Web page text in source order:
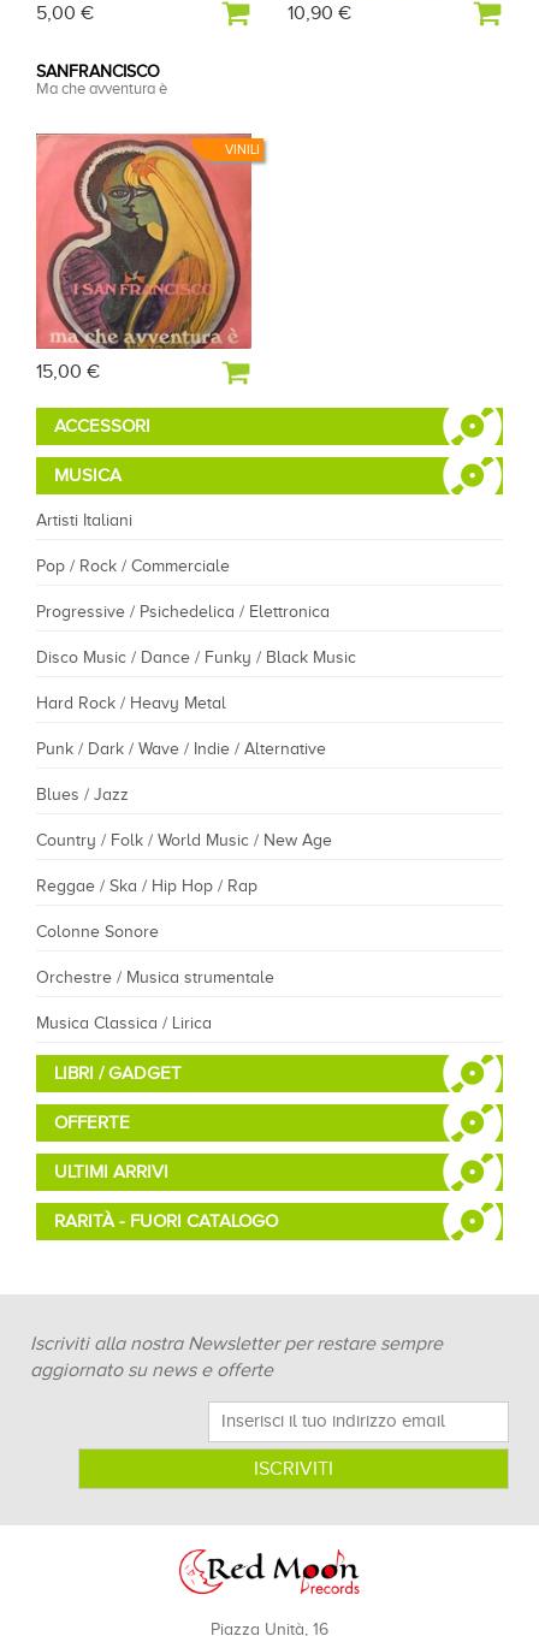
5,00 € 10,90 €
VINILI
SANFRANCISCO
Ma che avventura è
15,00 €
ACCESSORI
MUSICA
Artisti Italiani
Pop / Rock / Commerciale
Progressive / Psichedelica / Elettronica
Disco Music / Dance / Funky / Black Music
Hard Rock / Heavy Metal
Punk / Dark / Wave / Indie / Alternative
Blues / Jazz
Country / Folk / World Music / New Age
Reggae / Ska / Hip Hop / Rap
Colonne Sonore
Orchestre / Musica strumentale
Musica Classica / Lirica
LIBRI / GADGET
OFFERTE
ULTIMI ARRIVI
RARITÀ - FUORI CATALOGO
Iscriviti alla nostra Newsletter per restare sempre
aggiornato su news e offerte
Piazza Unità, 16